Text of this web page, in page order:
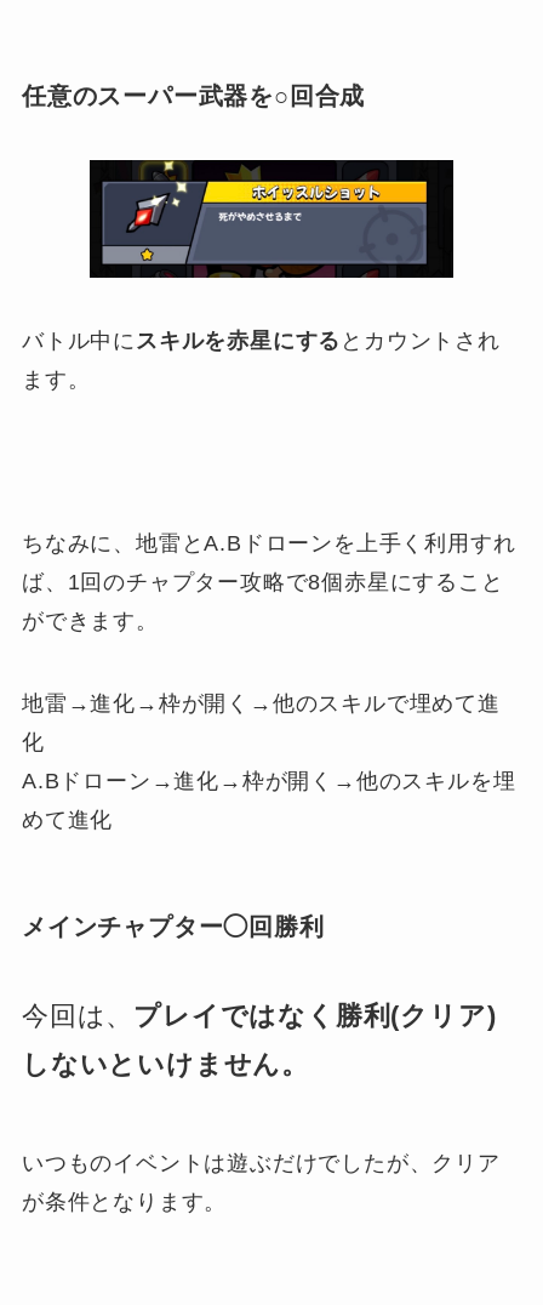
任意のスーパー武器を○回合成
バトル中に スキルを赤星にする とカウントされ
ます。
ちなみに、地雷とA.Bドローンを上手く利用すれ
ば、1回のチャプター攻略で8個赤星にすること
ができます。
地雷→進化→枠が開く→他のスキルで埋めて進
化
A.Bドローン→進化→枠が開く→他のスキルを埋
めて進化
メインチャプター◯回勝利
今回は、 プレイではなく勝利(クリア)
しないといけません。
いつものイベントは遊ぶだけでしたが、クリア
が条件となります。